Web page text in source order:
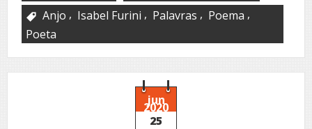
Anjo , Isabel Furini , Palavras , Poema ,
Poeta
jun
2020
25